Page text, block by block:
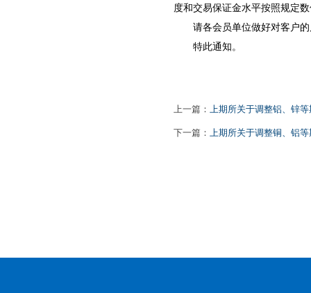
度和交易保证金水平按照规定
请各会员单位做好对客户的
特此通知。
上一篇： 上期所关于调整铝、锌
下一篇： 上期所关于调整铜、铝